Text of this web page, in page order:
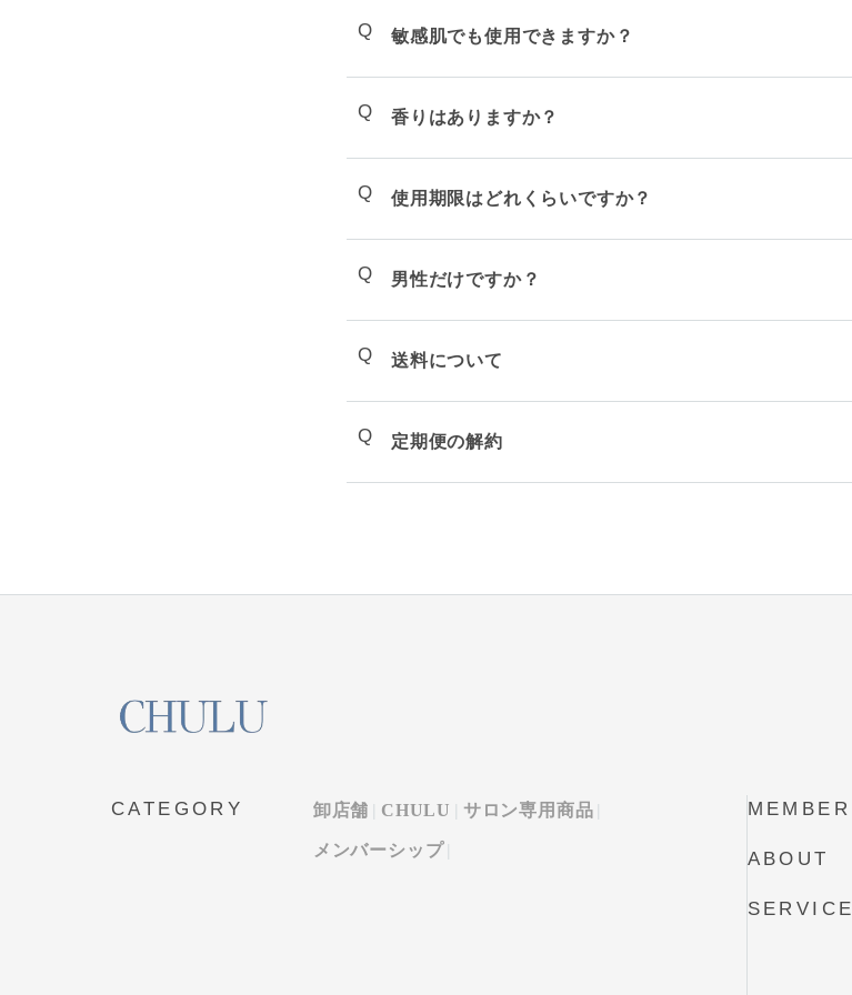
Q 敏感肌でも使用できますか？
Q 香りはありますか？
Q 使用期限はどれくらいですか？
Q 男性だけですか？
Q 送料について
Q 定期便の解約
CATEGORY 卸店舗 CHULU サロン専用商品
メンバーシップ
MEMBER
ABOUT
SERVICE